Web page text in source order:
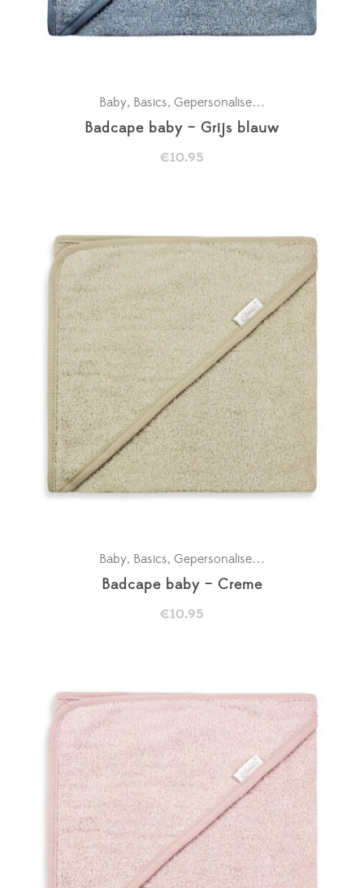
Baby, Basics, Gepersonaliseerde badcapes
Badcape baby – Grijs blauw
€10.95
Baby, Basics, Gepersonaliseerde badcapes
Badcape baby – Creme
€10.95